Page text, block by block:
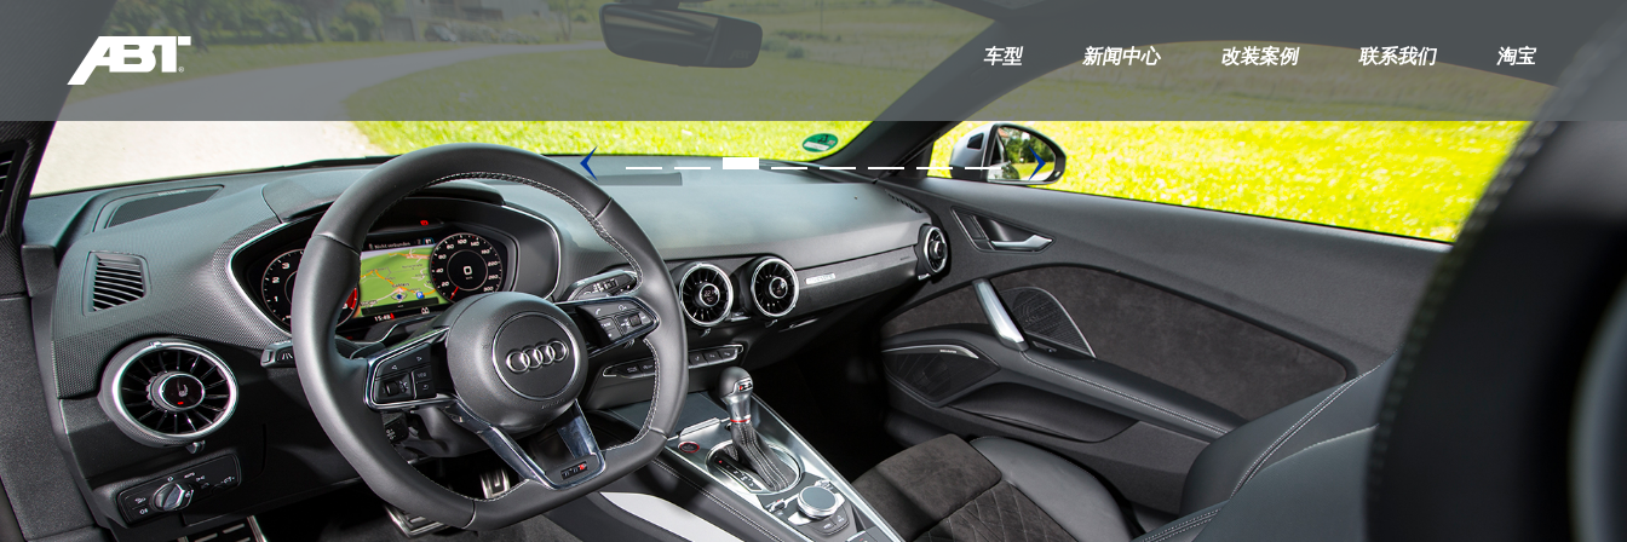
车型 新闻中心 改装案例 联系我们 淘宝
奥迪RS
RS3
RS4
RS5
RS6
RS7
RSQ8
TTRS
R8
Q/S
Q5L/SQ5
Q7/SQ7
Q8/SQ8
奥迪A/S
A3/S3
A4L/S4
A5/S5
A6L/S6
A7/S7
A8L/S8
TT/TTS
大众
高尔夫
迈特威/凯路威
途锐
兰博基尼 保时捷
卡宴